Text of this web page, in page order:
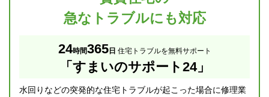
急なトラブルにも対応
24時間365日 住宅トラブルを無料サポート
「すまいのサポート24」
水回りなどの突発的な住宅トラブルが起こった場合に修理業